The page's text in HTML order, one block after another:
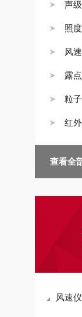
声
照
风
露
粒
红
查看全
风速仪